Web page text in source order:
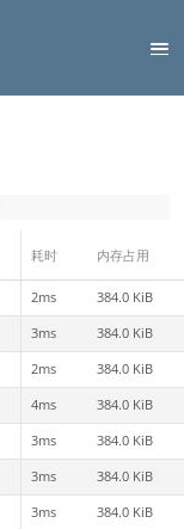
耗时 内存占用
2ms 384.0 KiB
3ms 384.0 KiB
2ms 384.0 KiB
4ms 384.0 KiB
3ms 384.0 KiB
3ms 384.0 KiB
3ms 384.0 KiB